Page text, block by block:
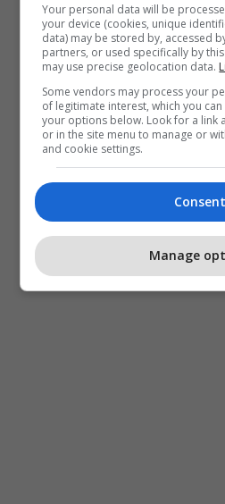
Ndryshimet Klimatike Turqia
Your personal data will be
your device (cookies, unique
data) may be stored by, accessed
partners, or used specifically by
may use precise geolocation data.
Some vendors may process your
of legitimate interest, which you
your options below. Look for a link
or in the site menu to manage or
and cookie settings.
Consent
Manage